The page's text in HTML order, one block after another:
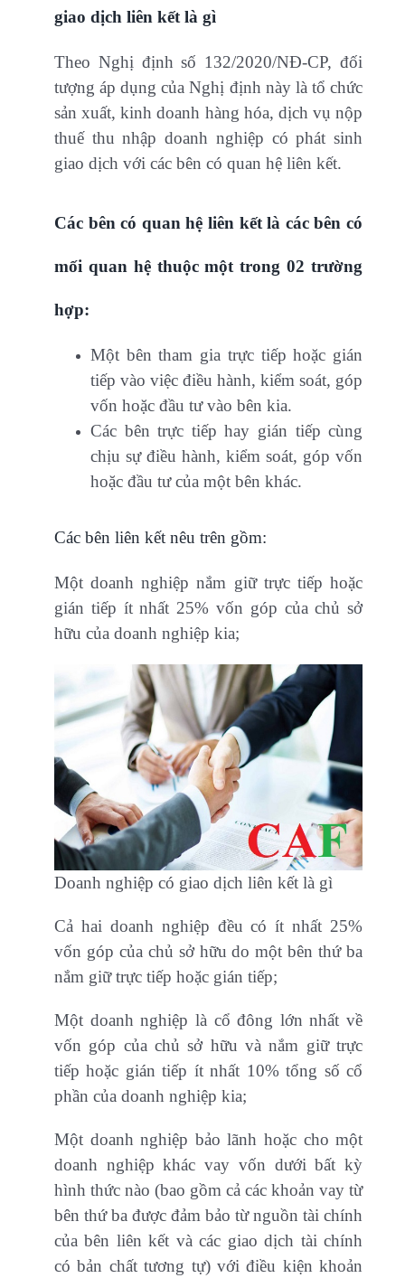
giao dịch liên kết là gì
Theo Nghị định số 132/2020/NĐ-CP, đối
tượng áp dụng của Nghị định này là tổ chức
sản xuất, kinh doanh hàng hóa, dịch vụ nộp
thuế thu nhập doanh nghiệp có phát sinh
giao dịch với các bên có quan hệ liên kết.
Các bên có quan hệ liên kết là các bên có
mối quan hệ thuộc một trong 02 trường
hợp:
Một bên tham gia trực tiếp hoặc gián
tiếp vào việc điều hành, kiểm soát, góp
vốn hoặc đầu tư vào bên kia.
Các bên trực tiếp hay gián tiếp cùng
chịu sự điều hành, kiểm soát, góp vốn
hoặc đầu tư của một bên khác.
Các bên liên kết nêu trên gồm:
Một doanh nghiệp nắm giữ trực tiếp hoặc
gián tiếp ít nhất 25% vốn góp của chủ sở
hữu của doanh nghiệp kia;
Doanh nghiệp có giao dịch liên kết là gì
Cả hai doanh nghiệp đều có ít nhất 25%
vốn góp của chủ sở hữu do một bên thứ ba
nắm giữ trực tiếp hoặc gián tiếp;
Một doanh nghiệp là cổ đông lớn nhất về
vốn góp của chủ sở hữu và nắm giữ trực
tiếp hoặc gián tiếp ít nhất 10% tổng số cổ
phần của doanh nghiệp kia;
Một doanh nghiệp bảo lãnh hoặc cho một
doanh nghiệp khác vay vốn dưới bất kỳ
hình thức nào (bao gồm cả các khoản vay từ
bên thứ ba được đảm bảo từ nguồn tài chính
của bên liên kết và các giao dịch tài chính
có bản chất tương tự) với điều kiện khoản